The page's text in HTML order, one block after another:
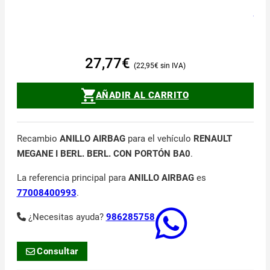
27,77€ 22,95€
AÑADIR AL CARRITO
Recambio ANILLO AIRBAGpara el vehículo RENAULT
MEGANE I BERL. BERL. CON PORTÓN BA0.
La referencia principal para ANILLO AIRBAGes
77008400993.
¿Necesitas ayuda? 986285758
Consultar